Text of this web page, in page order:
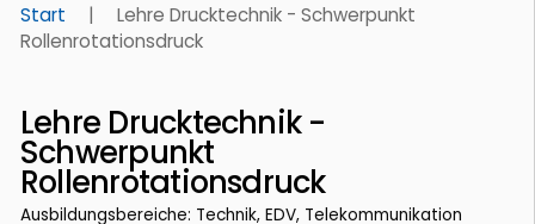
Start |
Lehre Drucktechnik - Schwerpunkt
Rollenrotationsdruck
Lehre Drucktechnik -
Schwerpunkt
Rollenrotationsdruck
Ausbildungsbereiche: Technik, EDV, Telekommunikation